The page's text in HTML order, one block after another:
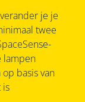
je je
twee
lampen
basis van
is